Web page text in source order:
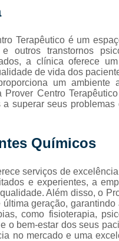
Terapêutico é um
outros transtornos
a clínica oferece
de vida dos
um ambiente
Centro
superar seus
Químicos
serviços de
e experientes, a
Além disso, o
geração,
como fisioterapia,
o bem-estar dos seus
no mercado e uma